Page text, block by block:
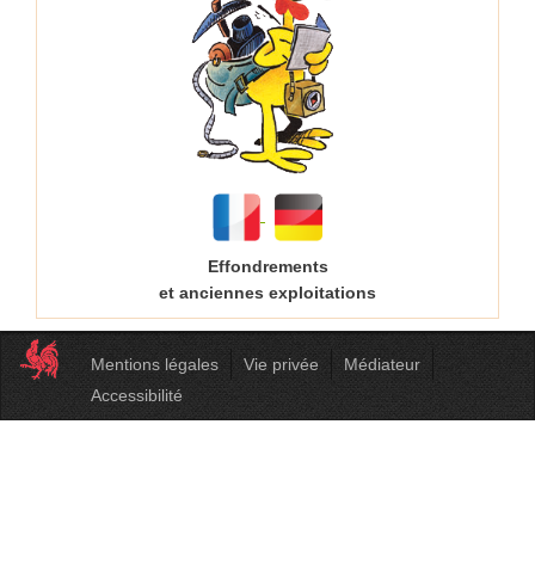
Effondrements
et anciennes exploitations
Mentions légales Vie privée
Médiateur
Accessibilité